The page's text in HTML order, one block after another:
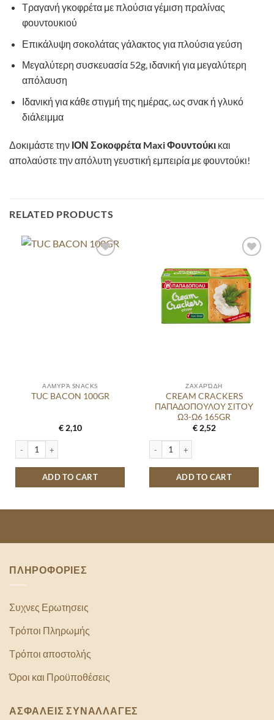
Τραγανή γκοφρέτα με πλούσια γέμιση πραλίνας
φουντουκιού
Επικάλυψη σοκολάτας γάλακτος για πλούσια γεύση
Μεγαλύτερη συσκευασία 52g, ιδανική για μεγαλύτερη
απόλαυση
Ιδανική για κάθε στιγμή της ημέρας, ως σνακ ή γλυκό
διάλειμμα
Δοκιμάστε την ΙΟΝ Σοκοφρέτα Maxi Φουντούκι και
απολαύστε την απόλυτη γευστική εμπειρία με φουντούκι!
RELATED PRODUCTS
ΑΛΜΥΡΆ SNACKS
TUC BACON 100GR
€2,10
TUC BACON 100GR quantity
ADD TO CART
ΖΑΧΑΡΏΔΗ
CREAM CRACKERS
ΠΑΠΑΔΟΠΟΥΛΟΥ ΣΙΤΟΥ
Ω3-Ω6 165GR
€2,52
CREAM CRACKERS
ADD TO CART
ΠΛΗΡΟΦΟΡΙΕΣ
Συχνες Ερωτησεις
Τρόποι Πληρωμής
Τρόποι αποστολής
Όροι και Προϋποθέσεις
ΑΣΦΑΛΕΙΣ ΣΥΝΑΛΛΑΓΕΣ